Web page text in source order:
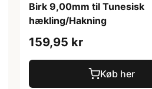
Birk 9,00mm til Tunesisk
hækling/Hakning
159,95 kr
Køb her